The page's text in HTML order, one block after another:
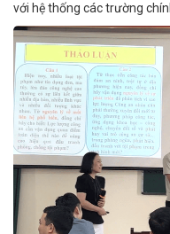
với hệ thống các trường